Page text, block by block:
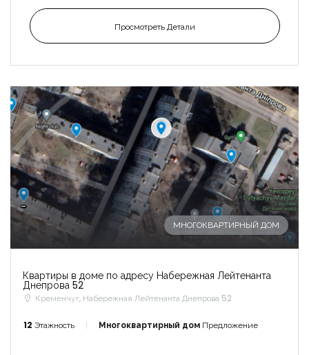
Просмотреть Детали
-
МНОГОКВАРТИРНЫЙ ДОМ
Квартиры в доме по адресу Набережная Лейтенанта
Днепрова 52
Кременчуг, Набережная Лейтенанта Днепрова 52
12 Этажность Многоквартирный дом Предложение